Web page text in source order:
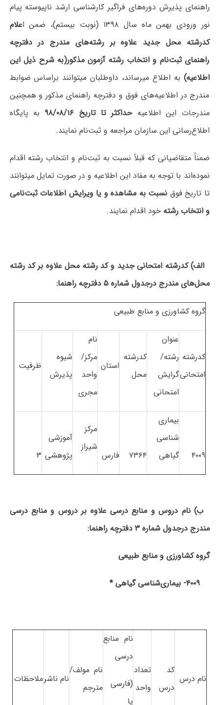
راهنمای پذیرش دوره‌های فراگیر کارشناسی ارشد ناپیوسته پیام
نور ورودی بهمن ماه سال ۱۳۹۸ (نوبت بیستم)، ضمن ا
علام
کدرشته محل جدید علاوه بر رشته‌های مندرج در دفترچه
راهنمای ثبت‌نام و انتخاب رشته آزمون مذکور(به شرح ذیل این
اطلاعیه) به اطلاع میرساند، داوطلبان میتوانند براساس ضوابط
مندرج در اطلاعیه‌های فوق و دفترچه راهنمای مذکور و همچنین
مندرجات این اطلاعیهحداکثر تا تاریخ ۹۸/۰۸/۱۶
به پایگاه
اطلاع‌رسانی این سازمان مراجعه و ثبت‌نام نمایند.
ضمناً متقاضیانی که قبلاً نسبت به ثبت‌نام و انتخاب رشته اقدام
نموده‌اند با توجه به مفاد این اطلاعیه و در صورت تمایل میتوانند
تا تاریخ فوق نسبت به مشاهده و یا ویرایش اطلاعات ثبت‌نامی
و انتخاب رشته خود اقدام نمایند.
الف) کدرشته امتحانی جدید و کد رشته محل علاوه بر کد رشته‌
محل‌های مندرج درجدول شماره ۵ دفترچه راهنما:
گروه کشاورزی و منابع طبیعی
کدرشته
امتحانی
عنوان
رشته/
گرایش
امتحانی
کدرشته
محل
استان
نام
مرکز/
واحد
مجری
شیوه
پذیرش
ظرفیت
۴۰۰۹
بیماری
شناسی
گیاهی
۷۳۶۴ فارس
مرکز
شیراز
آموزشی
پژوهشی ۳
ب) نام دروس و منابع درسی علاوه بر دروس و منابع درسی
مندرج درجدول شماره ۳ دفترچه راهنما:
گروه کشاورزی و منابع طبیعی
۴۰۰۹- بیماری‌شناسی گیاهی *
نام درس
کد
درس
تعداد
واحد
نام منابع
درسی
(فارسی
یا
نام مولف/
مترجم
نام ناشرملاحظات